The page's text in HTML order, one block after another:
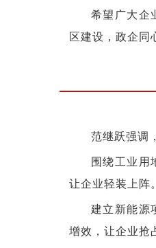
希望广大企
区建设，政企同
范继跃强调
围绕工业用
让企业轻装上阵。
建立新能源
增效，让企业抢